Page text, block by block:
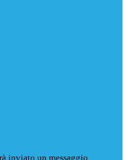
inviato un messaggio